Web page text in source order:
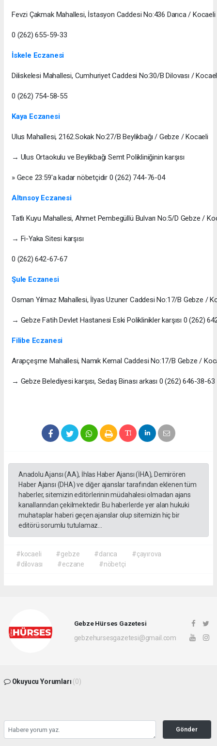
Fevzi Çakmak Mahallesi, İstasyon Caddesi No:436 Darıca / Kocaeli
0 (262) 655-59-33
İskele Eczanesi
Diliskelesi Mahallesi, Cumhuriyet Caddesi No:30/B Dilovası /
0 (262) 754-58-55
Kaya Eczanesi
Ulus Mahallesi, 2162.Sokak No:27/B Beylikbağı / Gebze / Kocaeli
→ Ulus Ortaokulu ve Beylikbağı Semt Polikliniğinin karşısı
» Gece 23:59'a kadar nöbetçidir 0 (262) 744-76-04
Altınsoy Eczanesi
Tatlı Kuyu Mahallesi, Ahmet Pembegüllü Bulvarı No:5/D Gebze /
→ Fi-Yaka Sitesi karşısı
0 (262) 642-67-67
Şule Eczanesi
Osman Yılmaz Mahallesi, İlyas Uzuner Caddesi No:17/B Gebze /
→ Gebze Fatih Devlet Hastanesi Eski Poliklinikler karşısı 0 (262)
Filibe Eczanesi
Arapçeşme Mahallesi, Namık Kemal Caddesi No:17/B Gebze /
→ Gebze Belediyesi karşısı, Sedaş Binası arkası 0 (262) 646-38-63
Anadolu Ajansı (AA), İhlas Haber Ajansı (İHA), Demirören
Haber Ajansı (DHA) ve diğer ajanslar tarafından eklenen tüm
haberler, sitemizin editörlerinin müdahalesi olmadan ajans
kanallarından çekilmektedir. Bu haberlerde yer alan hukuki
muhataplar haberi geçen ajanslar olup sitemizin hiç bir
editörü sorumlu tutulamaz...
#kocaeli #gebze #darıca
#çayırova
#dilovası
#eczane #nöbetçi
Gebze Hürses Gazetesi
gebzehursesgazetesi@gmail.com
Okuyucu Yorumları (0)
Gönder